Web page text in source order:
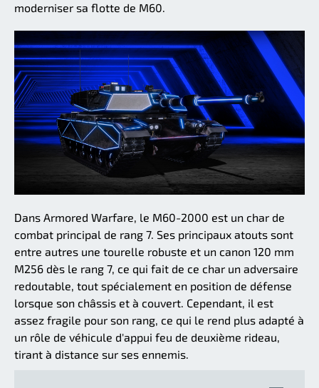
moderniser sa flotte de M60.
Dans Armored Warfare, le M60-2000 est un char de
combat principal de rang 7. Ses principaux atouts sont
entre autres une tourelle robuste et un canon 120 mm
M256 dès le rang 7, ce qui fait de ce char un adversaire
redoutable, tout spécialement en position de défense
lorsque son châssis et à couvert. Cependant, il est
assez fragile pour son rang, ce qui le rend plus adapté à
un rôle de véhicule d'appui feu de deuxième rideau,
tirant à distance sur ses ennemis.